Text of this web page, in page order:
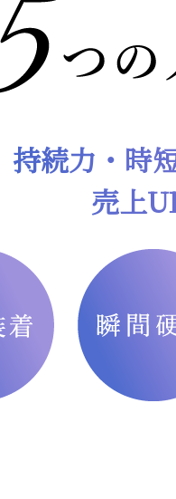
持続力・時
売上